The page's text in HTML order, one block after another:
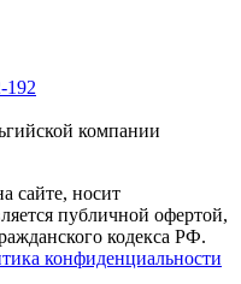
192
компании
сайте, носит
публичной офертой,
кодекса РФ.
конфиденциальности